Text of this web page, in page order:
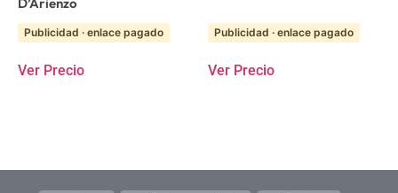
Publicidad · enlace pagado
Ver Precio
Publicidad · enlace pagado
Ver Precio